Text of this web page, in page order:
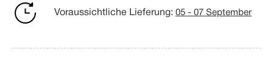
Voraussichtliche Lieferung: 05 - 07 September